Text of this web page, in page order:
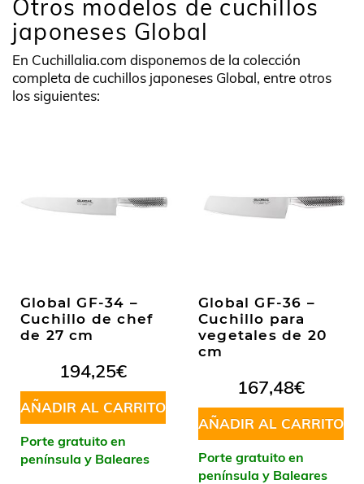
Otros modelos de cuchillos
japoneses Global
En Cuchillalia.com disponemos de la colección
completa de cuchillos japoneses Global, entre otros
los siguientes:
Global GF-34 –
Cuchillo de chef
de 27 cm
194,25€
AÑADIR AL CARRITO
Porte gratuito en
península y Baleares
Global GF-36 –
Cuchillo para
vegetales de 20
cm
167,48€
AÑADIR AL CARRITO
Porte gratuito en
península y Baleares